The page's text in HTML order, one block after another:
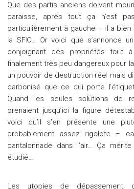
Que des partis anciens doivent
paraisse, après tout ça n’est
particulièrement à gauche – il a
la SFIO… Or voici que s’annonce
conjoignant des propriétés tout
finalement très peu dangereux pour
un pouvoir de destruction réel mais
carbonisé que ce qui porte
Quand les seules solutions de
prenaient jusqu’ici la figure
voici qu’il s’en présente une
probablement assez rigolote –
pantalonnade dans l’air… Ça
étudié…
Les utopies de dépassement